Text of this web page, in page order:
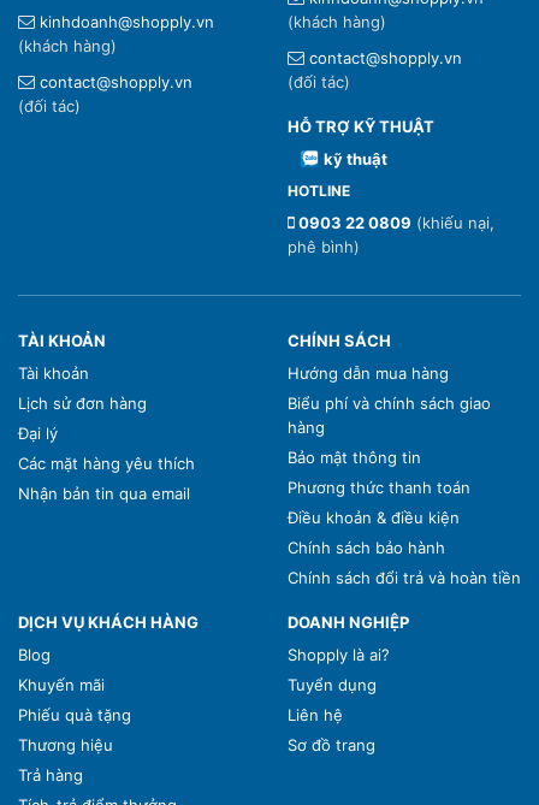
kinhdoanh@shopply.vn
(khách hàng)
contact@shopply.vn
(đối tác)
(khách hàng)
contact@shopply.vn
(đối tác)
HỖ TRỢ KỸ THUẬT
kỹ thuật
HOTLINE
0903 22 0809 (khiếu nại,
phê bình)
TÀI KHOẢN
Tài khoản
Lịch sử đơn hàng
Đại lý
Các mặt hàng yêu thích
Nhận bản tin qua email
CHÍNH SÁCH
Hướng dẫn mua hàng
Biểu phí và chính sách giao
hàng
Bảo mật thông tin
Phương thức thanh toán
Điều khoản & điều kiện
Chính sách bảo hành
Chính sách đổi trả và hoàn tiền
DỊCH VỤ KHÁCH HÀNG
Blog
Khuyến mãi
Phiếu quà tặng
Thương hiệu
Trả hàng
DOANH NGHIỆP
Shopply là ai?
Tuyển dụng
Liên hệ
Sơ đồ trang